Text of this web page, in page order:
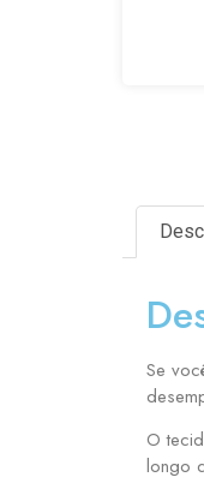
Se
O
longo